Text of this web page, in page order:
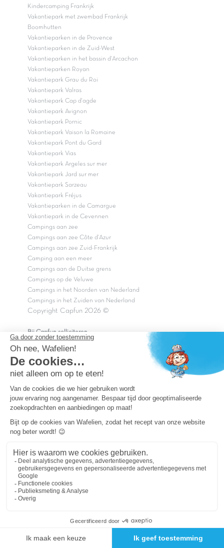
Kindercamping Frankrijk
Vakantiepark met zwembad Frankrijk
Boomhutten
Vakantieparken in de Provence
Vakantieparken in de Zuid-West
Vakantieparken in het bassin d'Arcachon
Vakantieparken Royan
Vakantiepark Grau du Roi
Vakantiepark Valras
Vakantiepark Cap d'agde
Vakantiepark Avignon
Vakantiepark Pornic
Vakantiepark Vaison la Romaine
Vakantiepark Pont du Gard
Vakantiepark Vias
Vakantiepark Argeles sur mer
Vakantiepark Jard sur mer
Vakantiepark Sarzeau
Vakantiepark Fréjus
Vakantieparken in de Camargue
Vakantiepark in de Cevennen
Campings aan zee
Campings aan zee Côte d'Azur
Campings aan zee Zuid-Frankrijk
Camping aan een meer
Campings aan de Duitse grens
Campings op de Veluwe
Campings in het Noorden van Nederland
Campings in het Zuiden van Nederland
Copyright Capfun 2026 ©
Bij Capfun solliciteren
Dutchbox Vakantiepark
Superdeals
Capfun in de media
Carabouille.nl
Wettelijke bepalingen
Algemene reisvoorwaarden
persvragen@capfun.com
OK